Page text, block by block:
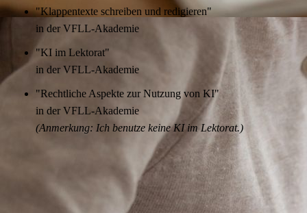
"Klappentexte schreiben und redigieren"
in der VFLL-Akademie
"KI im Lektorat"
in der VFLL-Akademie
"Rechtliche Aspekte zur Nutzung von KI"
in der VFLL-Akademie
(Anmerkung: Ich benutze keine KI im Lektorat.)